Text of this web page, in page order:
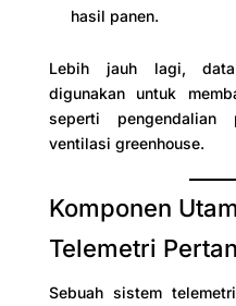
hasil panen.
Lebih jauh lagi,
digunakan untuk
seperti
ventilasi greenhouse.
Komponen
Telemetri
Sebuah sistem